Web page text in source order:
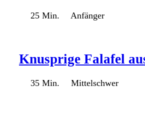
25 Min. Anfänger
Knusprige Falafel
35 Min. Mittelschwer